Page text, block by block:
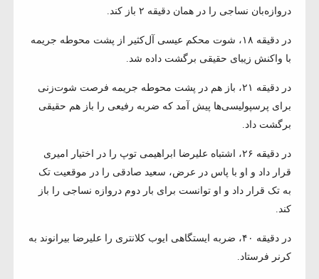
دروازه‌بان نساجی را در همان دقیقه ۲ باز کند.
در دقیقه ۱۸، شوت محکم عیسی آل‌کثیر از پشت محوطه جریمه
با واکنش زیبای حقیقی برگشت داده شد.
در دقیقه ۲۱، باز هم در پشت محوطه جریمه فرصت شوت‌زنی
برای پرسپولیسی‌ها پیش آمد که ضربه رفیعی را باز هم حقیقی
برگشت داد.
در دقیقه ۲۶، اشتباه علیرضا ابراهیمی توپ را در اختیار امیری
قرار داد و او با پاس در عرض، سعید صادقی را در موقعیت تک
به تک قرار داد و او توانست برای بار دوم دروازه نساجی را باز
کند.
در دقیقه ۴۰، ضربه ایستگاهی ایوب کلانتری را علیرضا بیرانوند به
کرنر فرستاد.